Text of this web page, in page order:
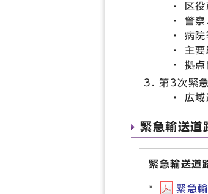
・ 区役
・ 警察
・ 病院
・ 主要
・ 拠点
第3次緊
・ 広域
緊急輸送道
緊急輸送道
緊急